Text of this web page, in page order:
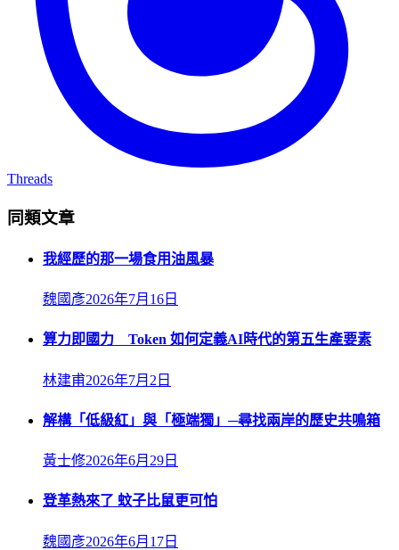
Threads
同類文章
我經歷的那一場食用油風暴
魏國彥2026年7月16日
算力即國力 Token 如何定義AI時代的第五生產要素
林建甫2026年7月2日
解構「低級紅」與「極端獨」─尋找兩岸的歷史共鳴箱
黃士修2026年6月29日
登革熱來了 蚊子比鼠更可怕
魏國彥2026年6月17日